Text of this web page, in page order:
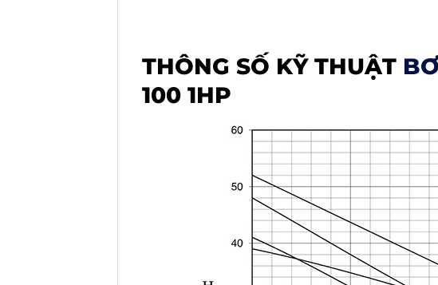
THÔNG SỐ KỸ THUẬT
100 1HP